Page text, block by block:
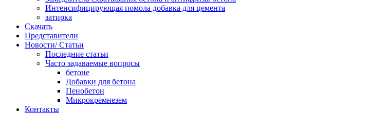
Интенсифицирующая помола добавка для цемента
затирка
Скачать
Представители
Новости/ Статьи
Последние статьи
Часто задаваемые вопросы
бетоне
Добавки для бетона
Пенобетон
Микрокремнезем
Контакты